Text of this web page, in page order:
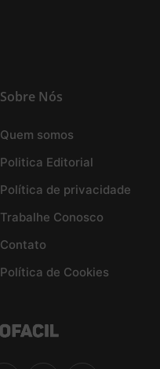
Sobre Nós
Quem somos
Politica Editorial
Política de privacidade
Trabalhe Conosco
Contato
Política de Cookies